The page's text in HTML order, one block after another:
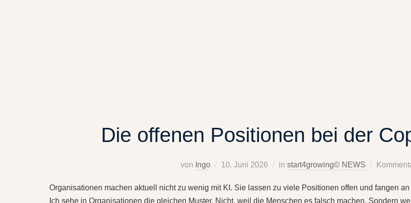
Die offenen Positionen bei der
von Ingo 10. Juni 2026 instart4growing© NEWS
Organisationen machen aktuell nicht zu wenig mit KI. Sie lassen zu viele Positionen offen und fangen
Ich sehe in Organisationen die gleichen Muster. Nicht, weil die Menschen es falsch machen. Sondern